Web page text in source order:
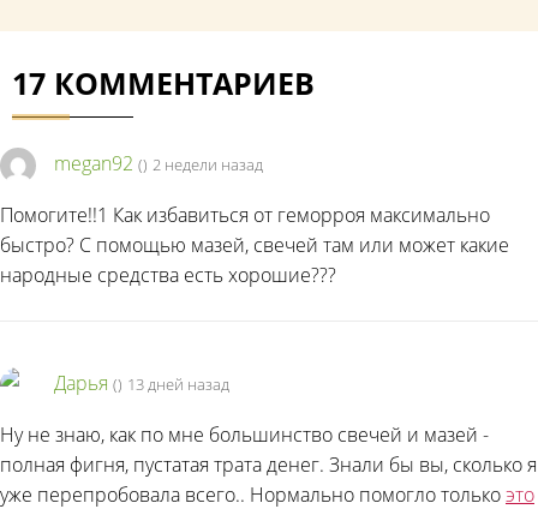
17 КОММЕНТАРИЕВ
megan92 () 2 недели назад
Помогите!!1 Как избавиться от геморроя максимально
быстро? С помощью мазей, свечей там или может какие
народные средства есть хорошие???
Дарья () 13 дней назад
Ну не знаю, как по мне большинство свечей и мазей -
полная фигня, пустатая трата денег. Знали бы вы, сколько я
уже перепробовала всего.. Нормально помогло толькоэто